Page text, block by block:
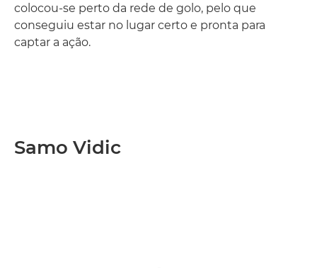
colocou-se perto da rede de golo, pelo que
conseguiu estar no lugar certo e pronta para
captar a ação.
Samo Vidic